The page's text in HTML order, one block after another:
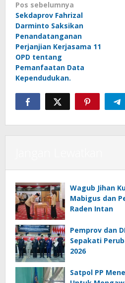
Navigasi
pos
Pos sebelumnya
Sekdaprov Fahrizal
Darminto Saksikan
Penandatanganan
Perjanjian Kerjasama 11
OPD tentang
Pemanfaatan Data
Kependudukan.
Wagub Jihan
Mabigus dan
Raden Intan
Pemprov dan
Sepakati
2026
Satpol PP